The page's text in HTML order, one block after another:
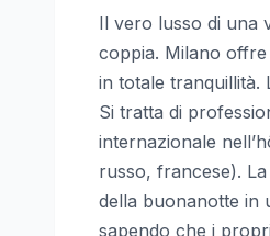
Il vero lusso di una
coppia. Milano
in totale tranquillità.
Si tratta di
internazionale
russo, francese).
della buonanotte in
sapendo che i